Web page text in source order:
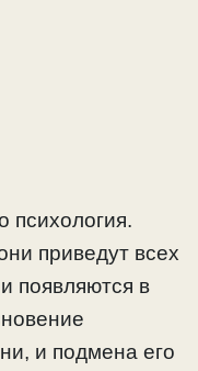
психология.
приведут всех
появляются в
и подмена его